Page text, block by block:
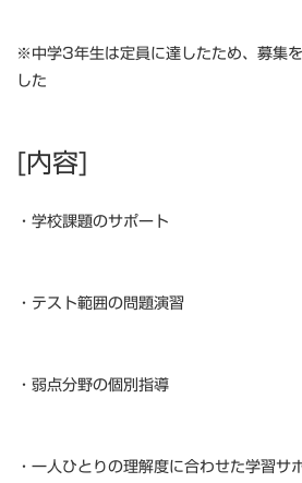
※中学3年生は定員に達したため、募集
した
[内容]
・学校課題のサポート
・テスト範囲の問題演習
・弱点分野の個別指導
・一人ひとりの理解度に合わせた学習サ